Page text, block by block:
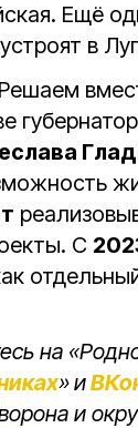
Ещё
в
С
на
»и
и